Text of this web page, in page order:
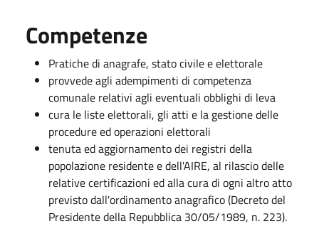
Competenze
Pratiche di anagrafe, stato civile e elettorale
provvede agli adempimenti di competenza
comunale relativi agli eventuali obblighi di leva
cura le liste elettorali, gli atti e la gestione delle
procedure ed operazioni elettorali
tenuta ed aggiornamento dei registri della
popolazione residente e dell'AIRE, al rilascio delle
relative certificazioni ed alla cura di ogni altro atto
previsto dall'ordinamento anagrafico (Decreto del
Presidente della Repubblica 30/05/1989, n. 223).